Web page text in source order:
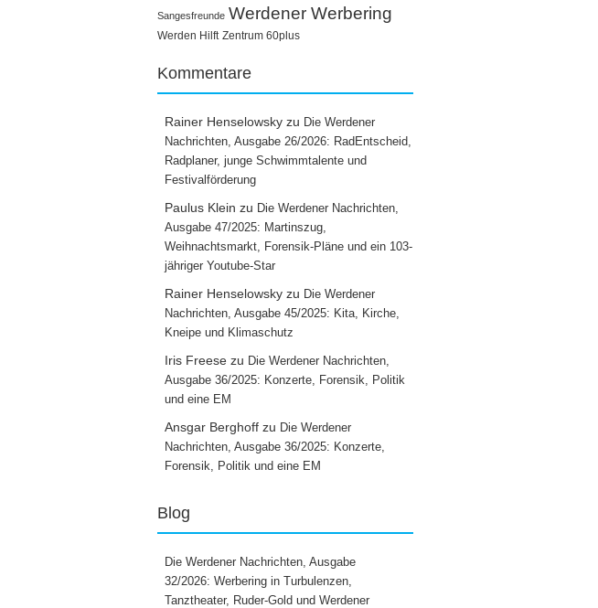
Sangesfreunde Werdener Werbering
Werden Hilft Zentrum 60plus
Kommentare
Rainer Henselowsky zu Die Werdener
Nachrichten, Ausgabe 26/2026: RadEntscheid,
Radplaner, junge Schwimmtalente und
Festivalförderung
Paulus Klein zu Die Werdener Nachrichten,
Ausgabe 47/2025: Martinszug,
Weihnachtsmarkt, Forensik-Pläne und ein 103-
jähriger Youtube-Star
Rainer Henselowsky zu Die Werdener
Nachrichten, Ausgabe 45/2025: Kita, Kirche,
Kneipe und Klimaschutz
Iris Freese zu Die Werdener Nachrichten,
Ausgabe 36/2025: Konzerte, Forensik, Politik
und eine EM
Ansgar Berghoff zu Die Werdener
Nachrichten, Ausgabe 36/2025: Konzerte,
Forensik, Politik und eine EM
Blog
Die Werdener Nachrichten, Ausgabe
32/2026: Werbering in Turbulenzen,
Tanztheater, Ruder-Gold und Werdener